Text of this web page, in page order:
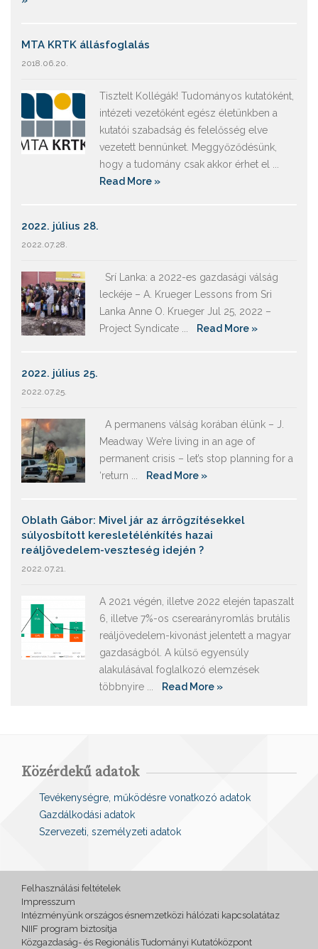
MTA KRTK állásfoglalás
2018.06.20.
Tisztelt Kollégák! Tudományos kutatóként,
intézeti vezetőként egész életünkben a
kutatói szabadság és felelősség elve
vezetett bennünket. Meggyőződésünk,
hogy a tudomány csak akkor érhet el ...
Read More »
2022. július 28.
2022.07.28.
Srí Lanka: a 2022-es gazdasági válság
leckéje – A. Krueger Lessons from Sri
Lanka Anne O. Krueger Jul 25, 2022 –
Project Syndicate ...
Read More »
2022. július 25.
2022.07.25.
A permanens válság korában élünk – J.
Meadway We’re living in an age of
permanent crisis – let’s stop planning for a
‘return ...
Read More »
Oblath Gábor: Mivel jár az árrögzítésekkel
súlyosbított keresletélénkítés hazai
reáljövedelem-veszteség idején ?
2022.07.21.
A 2021 végén, illetve 2022 elején tapaszalt
6, illetve 7%-os cserearányromlás brutális
reáljövedelem-kivonást jelentett a magyar
gazdaságból. A külső egyensúly
alakulásával foglalkozó elemzések
többnyire ...
Read More »
Közérdekű adatok
Tevékenységre, működésre vonatkozó adatok
Gazdálkodási adatok
Szervezeti, személyzeti adatok
Felhasználási feltételek
Impresszum
Intézményünk országos ésnemzetközi hálózati kapcsolatátaz
NIIF program biztosítja
Közgazdaság- és Regionális Tudományi Kutatóközpont